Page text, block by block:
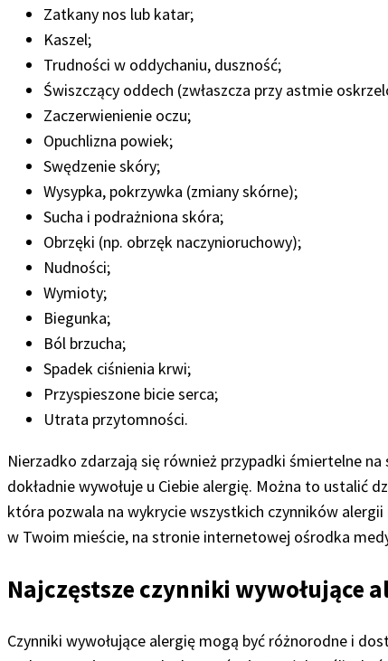
Zatkany nos lub katar;
Kaszel;
Trudności w oddychaniu, duszność;
Świszczący oddech (zwłaszcza przy astmie
Zaczerwienienie oczu;
Opuchlizna powiek;
Swędzenie skóry;
Wysypka, pokrzywka (zmiany skórne);
Sucha i podrażniona skóra;
Obrzęki (np. obrzęk naczynioruchowy);
Nudności;
Wymioty;
Biegunka;
Ból brzucha;
Spadek ciśnienia krwi;
Przyspieszone bicie serca;
Utrata przytomności.
Nierzadko zdarzają się również przypadki śmiertelne
dokładnie wywołuje u Ciebie alergię. Można to ustalić
która pozwala na wykrycie wszystkich czynników
w Twoim mieście, na stronie internetowej ośrodka
Najczęstsze czynniki wywołujące
Czynniki wywołujące alergię mogą być różnorodne i